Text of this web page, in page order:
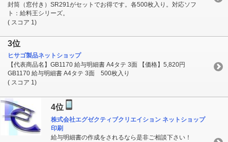
封筒（窓付き）SR291がセットでお得です。各500枚入り。対応ソフ
ト：給料王シリーズ。
( スコア 1)
3位
ヒサゴ製品ネットショップ
【代表商品名】GB1170 給与明細書 A4タテ 3面 【価格】5,820円
GB1170 給与明細書 A4タテ 3面 500枚入り
( スコア 1)
4位
株式会社エグゼクティブクリエイション ネットショップ
印刷
給与明細書の作成をされるなら是非ご相談下さい！